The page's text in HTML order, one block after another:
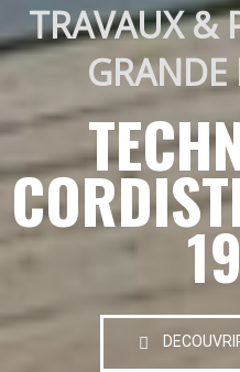
TRAVAUX &